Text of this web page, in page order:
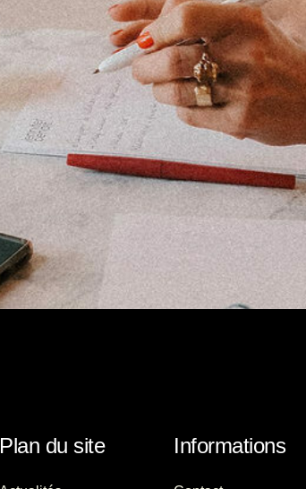
Plan du site Informations